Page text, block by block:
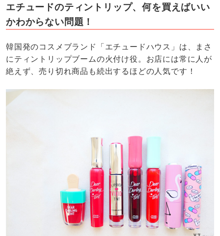
エチュードのティントリップ、何を買えばいい
かわからない問題！
韓国発のコスメブランド「エチュードハウス」は、まさ
にティントリップブームの火付け役。お店には常に人が
絶えず、売り切れ商品も続出するほどの人気です！